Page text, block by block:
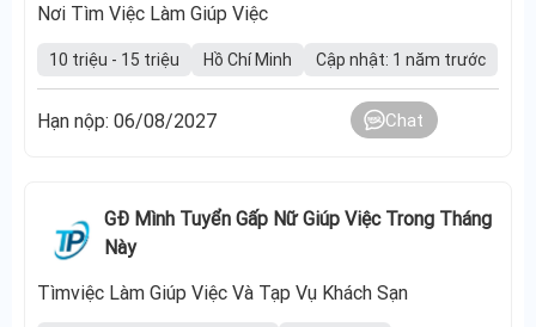
Nơi Tìm Việc Làm Giúp Việc
10 triệu - 15 triệu Hồ Chí Minh Cập nhật: 1 năm trước
Hạn nộp: 06/08/2027 Chat
GĐ Mình Tuyển Gấp Nữ Giúp Việc Trong Tháng
Này
Tìmviệc Làm Giúp Việc Và Tạp Vụ Khách Sạn